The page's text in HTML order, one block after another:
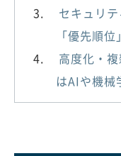
セキュリ
「優先順
高度化・
はAIや機械